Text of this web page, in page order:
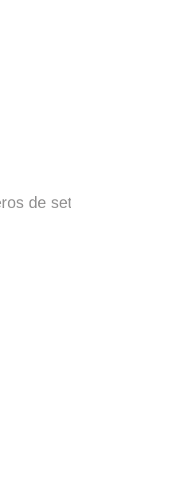
de setas.